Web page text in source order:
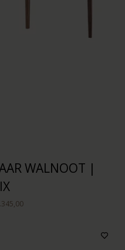
WALNOOT |